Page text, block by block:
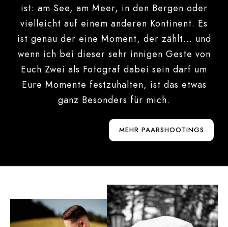
ist: am See, am Meer, in den Bergen oder
vielleicht auf einem anderen Kontinent. Es
ist genau der eine Moment, der zählt… und
wenn ich bei dieser sehr innigen Geste von
Euch Zwei als Fotograf dabei sein darf um
Eure Momente festzuhalten, ist das etwas
ganz Besonders für mich.
MEHR PAARSHOOTINGS